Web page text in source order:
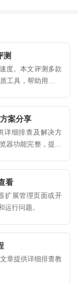
测
度。本文评测多款
工具，帮助用户选
案分享
详细排查及解决方
器功能完整，提升
看
扩展管理页面或开
运行问题。
章提供详细排查教